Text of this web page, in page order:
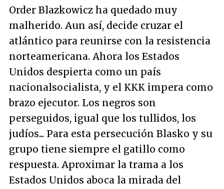
Order Blazkowicz ha quedado muy
malherido. Aun así, decide cruzar el
atlántico para reunirse con la resistencia
norteamericana. Ahora los Estados
Unidos despierta como un país
nacionalsocialista, y el KKK impera como
brazo ejecutor. Los negros son
perseguidos, igual que los tullidos, los
judíos... Para esta persecución Blasko y su
grupo tiene siempre el gatillo como
respuesta. Aproximar la trama a los
Estados Unidos aboca la mirada del